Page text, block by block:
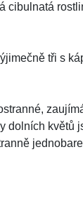
cibulnatá
tři s
dolních květů